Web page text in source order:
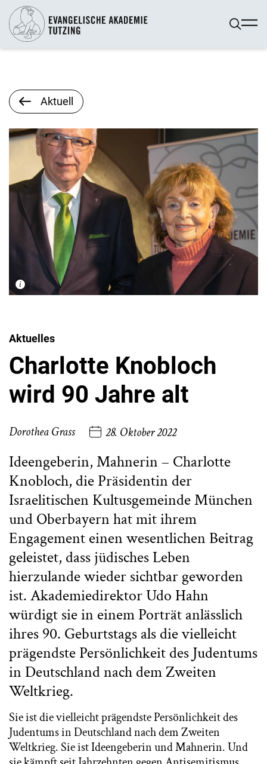
Aktuell
Aktuelles
Charlotte Knobloch
wird 90 Jahre alt
Dorothea Grass 28. Oktober 2022
Ideengeberin, Mahnerin – Charlotte
Knobloch, die Präsidentin der
Israelitischen Kultusgemeinde München
und Oberbayern hat mit ihrem
Engagement einen wesentlichen Beitrag
geleistet, dass jüdisches Leben
hierzulande wieder sichtbar geworden
ist. Akademiedirektor Udo Hahn
würdigt sie in einem Porträt anlässlich
ihres 90. Geburtstags als die vielleicht
prägendste Persönlichkeit des Judentums
in Deutschland nach dem Zweiten
Weltkrieg.
Sie ist die vielleicht prägendste Persönlichkeit des
Judentums in Deutschland nach dem Zweiten
Weltkrieg. Sie ist Ideengeberin und Mahnerin. Und